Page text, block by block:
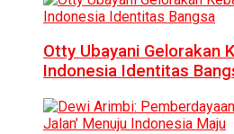
Otty Ubayani Gelorakan
Indonesia Identitas